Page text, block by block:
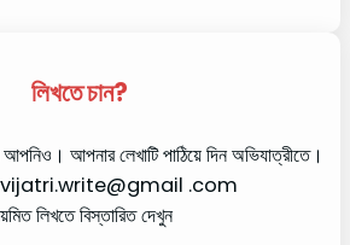
লিখতে চান?
আপনার লেখাটি পাঠিয়ে দিন অভিযাত্রীতে।
.com
লিখতে বিস্তারিত দেখুন